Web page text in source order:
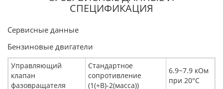
СПЕЦИФИКАЦИЯ
Сервисные данные
Бензиновые двигатели
Управляющий
клапан
фазовращателя
Стандартное
сопротивление
(1(+В)-2(масса))
6.9~7.9 кОм
при 20°С